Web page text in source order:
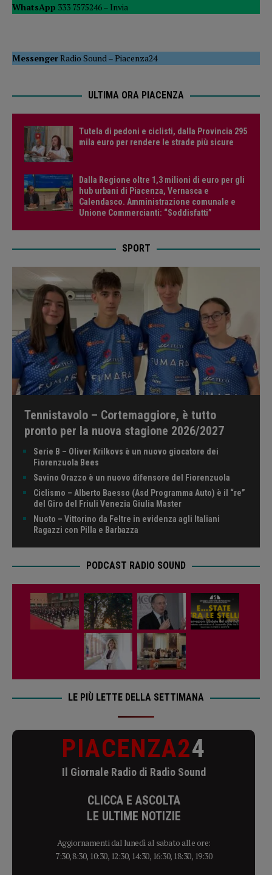
WhatsApp 333 7575246 – Invia
MessengerRadio Sound –Piacenza24
ULTIMA ORA PIACENZA
Tutela di pedoni e ciclisti, dalla Provincia 295
mila euro per rendere le strade più sicure
Dalla Regione oltre 1,3 milioni di euro per gli
hub urbani di Piacenza, Vernasca e
Calendasco. Amministrazione comunale e
Unione Commercianti: “Soddisfatti”
SPORT
Tennistavolo – Cortemaggiore, è tutto
pronto per la nuova stagione 2026/2027
Serie B – Oliver Krilkovs è un nuovo giocatore dei
Fiorenzuola Bees
Savino Orazzo è un nuovo difensore del Fiorenzuola
Ciclismo – Alberto Baesso (Asd Programma Auto) è il “re”
del Giro del Friuli Venezia Giulia Master
Nuoto – Vittorino da Feltre in evidenza agli Italiani
Ragazzi con Pilla e Barbazza
PODCAST RADIO SOUND
LE PIÙ LETTE DELLA SETTIMANA
PIACENZA24
Il Giornale Radio di Radio Sound
CLICCA E ASCOLTA
LE ULTIME NOTIZIE
Aggiornamenti dal lunedì al sabato alle ore:
7:30, 8:30, 10:30, 12:30, 14:30, 16:30, 18:30, 19:30